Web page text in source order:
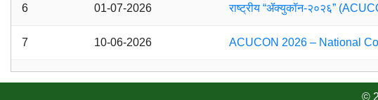
6 01-07-2026 राष्ट्रीय “ॲक्युकॉन-२०२६”
7 10-06-2026 ACUCON 2026 – National
©